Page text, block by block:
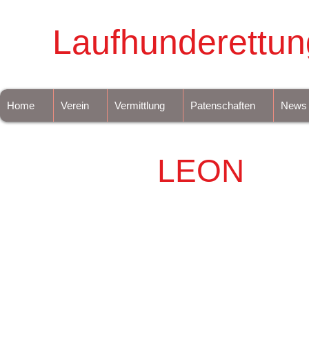
Home Verein Vermittlung Patenschaften News
LEON